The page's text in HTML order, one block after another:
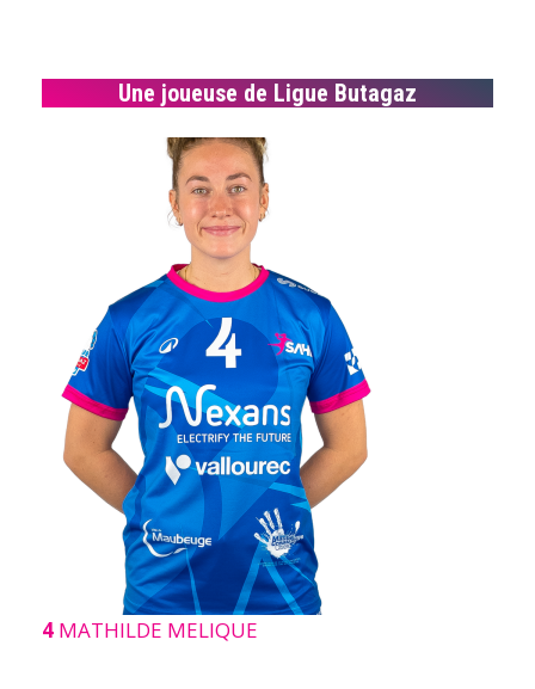
Une joueuse de Ligue Butagaz
4 MATHILDE MELIQUE